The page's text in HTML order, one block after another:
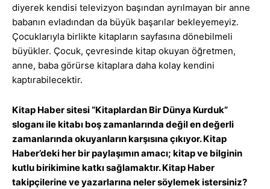
diyerek kendisi televizyon başından ayrılmayan bir anne
babanın evladından da büyük başarılar bekleyemeyiz.
Çocuklarıyla birlikte kitapların sayfasına dönebilmeli
büyükler. Çocuk, çevresinde kitap okuyan öğretmen,
anne, baba görürse kitaplara daha kolay kendini
kaptırabilecektir.
Kitap Haber sitesi “Kitaplardan Bir Dünya Kurduk”
sloganı ile kitabı boş zamanlarında değil en değerli
zamanlarında okuyanların karşısına çıkıyor. Kitap
Haber’deki her bir paylaşımın amacı; kitap ve bilginin
kutlu birikimine katkı sağlamaktır. Kitap Haber
takipçilerine ve yazarlarına neler söylemek istersiniz?